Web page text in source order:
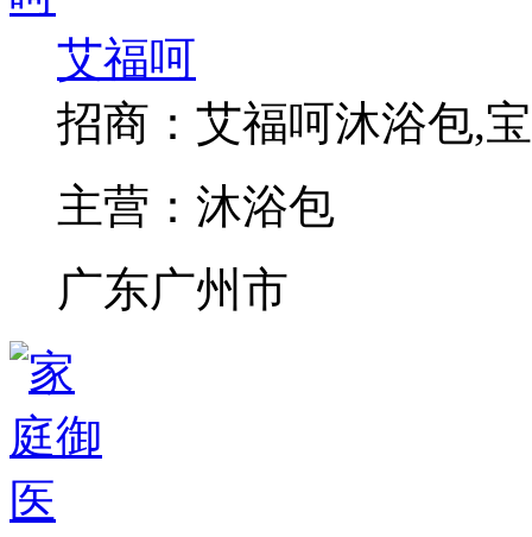
艾福呵
招商： 艾福呵沐浴包,
主营： 沐浴包
广东广州市